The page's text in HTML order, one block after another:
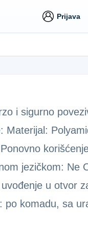
Prijava
i sigurno
Materijal:
jezičkom: Ne
u otvor
po komadu, sa